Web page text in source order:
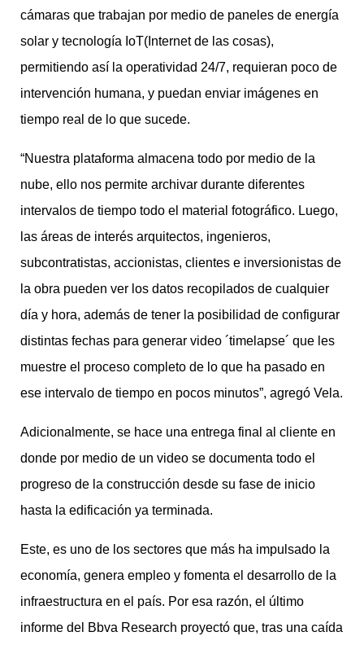
cámaras que trabajan por medio de paneles de energía
solar y tecnología IoT(Internet de las cosas),
permitiendo así la operatividad 24/7, requieran poco de
intervención humana, y puedan enviar imágenes en
tiempo real de lo que sucede.
“Nuestra plataforma almacena todo por medio de la
nube, ello nos permite archivar durante diferentes
intervalos de tiempo todo el material fotográfico. Luego,
las áreas de interés arquitectos, ingenieros,
subcontratistas, accionistas, clientes e inversionistas de
la obra pueden ver los datos recopilados de cualquier
día y hora, además de tener la posibilidad de configurar
distintas fechas para generar video ´timelapse´ que les
muestre el proceso completo de lo que ha pasado en
ese intervalo de tiempo en pocos minutos”, agregó Vela.
Adicionalmente, se hace una entrega final al cliente en
donde por medio de un video se documenta todo el
progreso de la construcción desde su fase de inicio
hasta la edificación ya terminada.
Este, es uno de los sectores que más ha impulsado la
economía, genera empleo y fomenta el desarrollo de la
infraestructura en el país. Por esa razón, el último
informe del Bbva Research proyectó que, tras una caída